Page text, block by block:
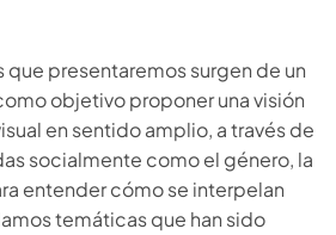
que presentaremos surgen de un
objetivo proponer una visión
en sentido amplio, a través de
socialmente como el género, la
entender cómo se interpelan
temáticas que han sido